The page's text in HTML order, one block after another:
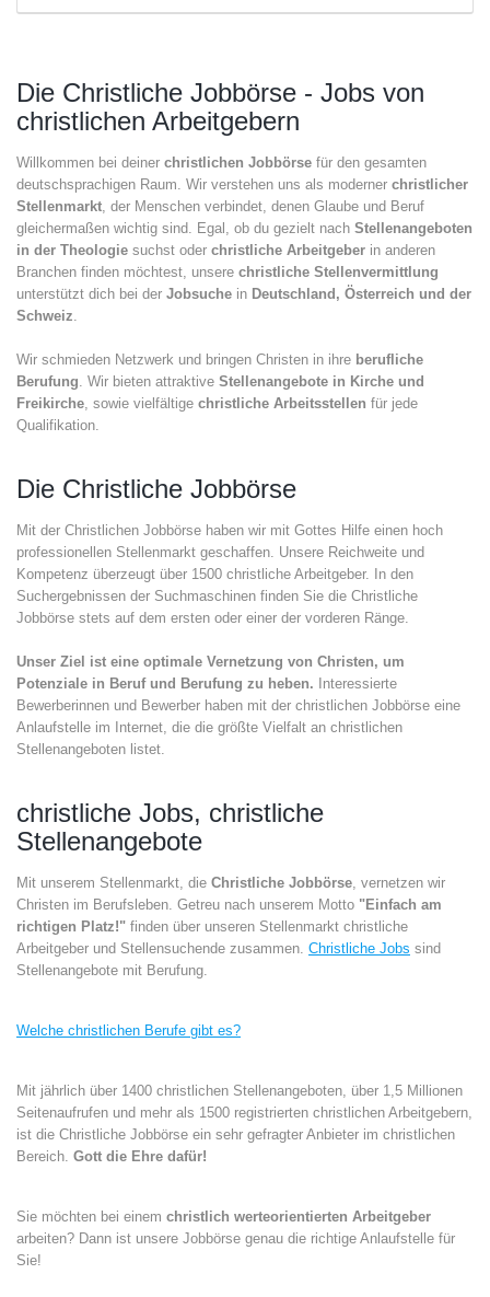
Die Christliche Jobbörse - Jobs von
christlichen Arbeitgebern
Willkommen bei deiner christlichen Jobbörse für den gesamten
deutschsprachigen Raum. Wir verstehen uns als moderner christlicher
Stellenmarkt, der Menschen verbindet, denen Glaube und Beruf
gleichermaßen wichtig sind. Egal, ob du gezielt nach Stellenangeboten
in der Theologie suchst oder christliche Arbeitgeber in anderen
Branchen finden möchtest, unsere christliche Stellenvermittlung
unterstützt dich bei der Jobsuche in Deutschland, Österreich und der
Schweiz.
Wir schmieden Netzwerk und bringen Christen in ihre berufliche
Berufung. Wir bieten attraktive Stellenangebote in Kirche und
Freikirche, sowie vielfältige christliche Arbeitsstellen für jede
Qualifikation.
Die Christliche Jobbörse
Mit der Christlichen Jobbörse haben wir mit Gottes Hilfe einen hoch
professionellen Stellenmarkt geschaffen. Unsere Reichweite und
Kompetenz überzeugt über 1500 christliche Arbeitgeber. In den
Suchergebnissen der Suchmaschinen finden Sie die Christliche
Jobbörse stets auf dem ersten oder einer der vorderen Ränge.
Unser Ziel ist eine optimale Vernetzung von Christen, um
Potenziale in Beruf und Berufung zu heben. Interessierte
Bewerberinnen und Bewerber haben mit der christlichen Jobbörse eine
Anlaufstelle im Internet, die die größte Vielfalt an christlichen
Stellenangeboten listet.
christliche Jobs, christliche
Stellenangebote
Mit unserem Stellenmarkt, die Christliche Jobbörse, vernetzen wir
Christen im Berufsleben. Getreu nach unserem Motto "Einfach am
richtigen Platz!" finden über unseren Stellenmarkt christliche
Arbeitgeber und Stellensuchende zusammen. Christliche Jobs sind
Stellenangebote mit Berufung.
Welche christlichen Berufe gibt es?
Mit jährlich über 1400 christlichen Stellenangeboten, über 1,5 Millionen
Seitenaufrufen und mehr als 1500 registrierten christlichen Arbeitgebern,
ist die Christliche Jobbörse ein sehr gefragter Anbieter im christlichen
Bereich. Gott die Ehre dafür!
Sie möchten bei einem christlich werteorientierten Arbeitgeber
arbeiten? Dann ist unsere Jobbörse genau die richtige Anlaufstelle für
Sie!